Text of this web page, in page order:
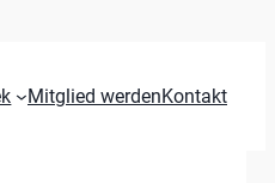
Mitglied werdenKontakt